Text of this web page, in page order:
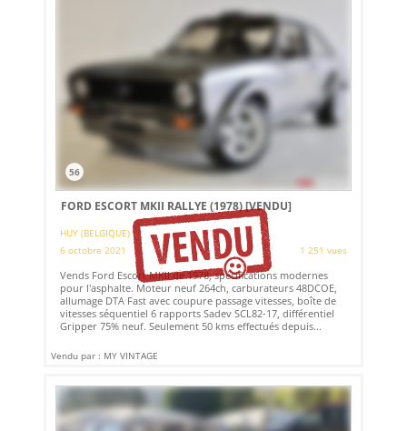
56
FORD ESCORT MKII RALLYE (1978)[VENDU]
HUY (BELGIQUE)
6 octobre 2021
1 251 vues
Vends Ford Escort MKII de 1978, spécifications modernes
pour l'asphalte. Moteur neuf 264ch, carburateurs 48DCOE,
allumage DTA Fast avec coupure passage vitesses, boîte de
vitesses séquentiel 6 rapports Sadev SCL82-17, différentiel
Gripper 75% neuf. Seulement 50 kms effectués depuis...
Vendu par : MY VINTAGE